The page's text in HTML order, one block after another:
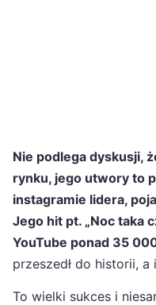
Nie podlega dyskusji,
rynku, jego utwory to
instagramie lidera,
Jego hit pt. „Noc taka
YouTube ponad 35
przeszedł do historii,
To wielki sukces i